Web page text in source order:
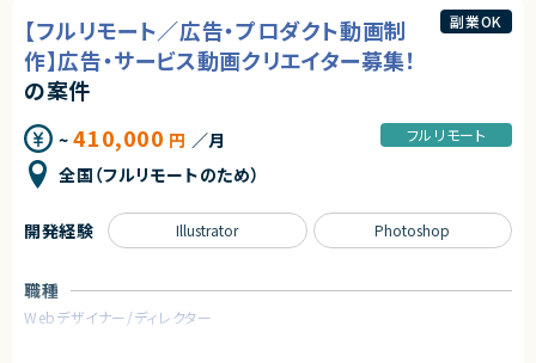
これまで講師経験や営業、セミナー登壇などで培ってきた対人スキルを、「AI
研修の講師」として存分に発揮していただければと考えています。
◆想定業務内容
入社後はまずAI活用ノウハウを実践的に学んでいただき、将来的にはAI研修
の講師として社外向けセミナーでご活躍いただきます。
・社外メンバーに向けたAIツール（ChatGPTやNotebookLMなど）の実践的
な活用研修
・セミナーへの登壇
・専門的で抽象度の高いAIの知識を、相手に合わせて「例え話」などを用
・AI導入に不安や抵抗を感じている参加者との対話およびマインドセット
のサポート
◆求める人物像
・「黒字化」「売上拡大」「課題解決」など、結果や成果にコミットしたご経験が
・RhinocerosおよびGrasshopperを用いた建設設計データの環境シミュレ
ーション業務
・日射、風環境、熱環境などの解析用モデルの作成およびパラメータ設定
・建物ごとに条件を設定し、シミュレーションの実行および結果分析
・結果をもとに設定のチューニングおよび精度改善
■担当工程
・実装
・テスト
求めるスキル
（少しでも触ったことがあり、PC操作が得意な方なら可）
・コミュニケーション力
【フルリモート／広告・プロダクト動画制
作】広告・サービス動画クリエイター募集！
の案件
~410,000 円 ／月
全国（フルリモートのため）
フルリモート
副業OK
職種
Webデザイナー/ディレクター
開発経験 Illustrator Photoshop